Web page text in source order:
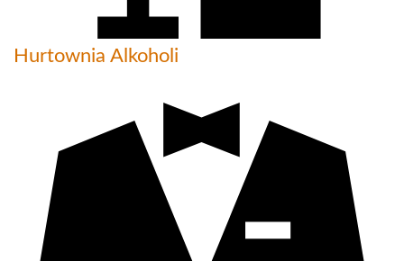
Hurtownia Alkoholi